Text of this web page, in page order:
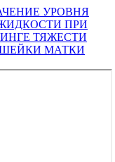
УРОВНЯ
ПРИ
ТЯЖЕСТИ
ШЕЙКИ МАТКИ